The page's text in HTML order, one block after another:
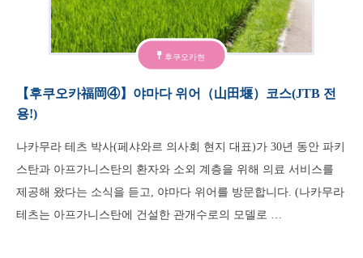
후쿠오카현
【후쿠오카福岡④】야마다 위어（山田堰）코스(JTB 전
용!)
나카무라 테츠 박사(페샤와르 의사회 현지 대표)가 30년 동안 파키
스탄과 아프가니스탄의 환자와 소외 계층을 위해 의료 서비스를
제공해 왔다는 소식을 듣고, 야마다 위어를 방문합니다. (나카무라
테츠는 아프가니스탄에 건설한 관개수로의 모델로 …